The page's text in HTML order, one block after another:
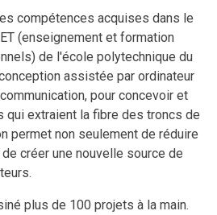
compétences acquises dans le
(enseignement et formation
de l'école polytechnique du
assistée par ordinateur
pour concevoir et
qui extraient la fibre des troncs de
permet non seulement de réduire
créer une nouvelle source de
plus de 100 projets à la main.